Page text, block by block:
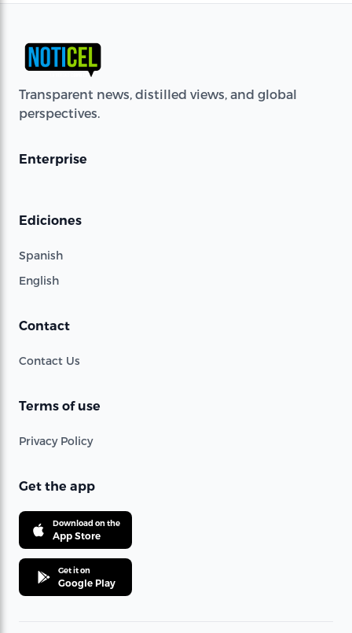
Transparent news, distilled views, and global
perspectives.
Enterprise
Ediciones
Spanish
English
Contact
Contact Us
Terms of use
Privacy Policy
Get the app
Download on the
App Store
Get it on
Google Play